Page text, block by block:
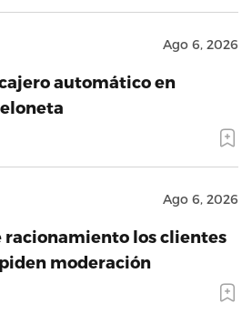
Ago 6, 2026
automático en
Ago 6, 2026
racionamiento los clientes
moderación